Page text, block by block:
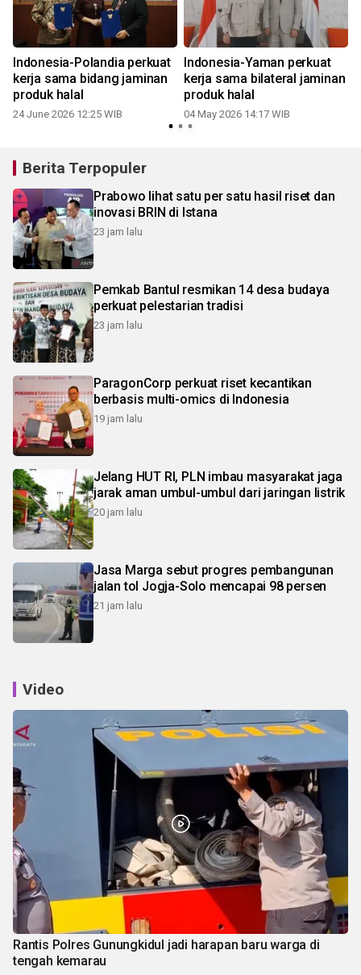
Indonesia-Polandia perkuat
kerja sama bidang jaminan
produk halal
24 June 2026 12:25 WIB
Indonesia-Yaman perkuat
kerja sama bilateral jaminan
produk halal
04 May 2026 14:17 WIB
Berita Terpopuler
Prabowo lihat satu per satu hasil riset dan
inovasi BRIN di Istana
23 jam lalu
Pemkab Bantul resmikan 14 desa budaya
perkuat pelestarian tradisi
23 jam lalu
ParagonCorp perkuat riset kecantikan
berbasis multi-omics di Indonesia
19 jam lalu
Jelang HUT RI, PLN imbau masyarakat jaga
jarak aman umbul-umbul dari jaringan listrik
20 jam lalu
Jasa Marga sebut progres pembangunan
jalan tol Jogja-Solo mencapai 98 persen
21 jam lalu
Video
Rantis Polres Gunungkidul jadi harapan baru warga di
tengah kemarau